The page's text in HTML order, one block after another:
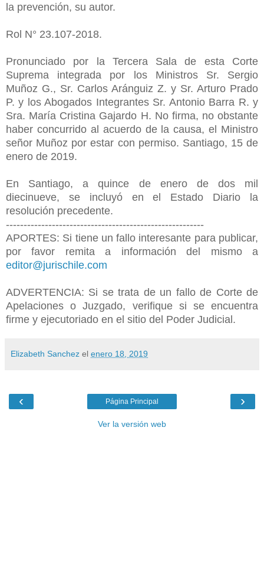
la prevención, su autor.
Rol N° 23.107-2018.
Pronunciado por la Tercera Sala de esta Corte
Suprema integrada por los Ministros Sr. Sergio
Muñoz G., Sr. Carlos Aránguiz Z. y Sr. Arturo Prado
P. y los Abogados Integrantes Sr. Antonio Barra R. y
Sra. María Cristina Gajardo H. No firma, no obstante
haber concurrido al acuerdo de la causa, el Ministro
señor Muñoz por estar con permiso. Santiago, 15 de
enero de 2019.
En Santiago, a quince de enero de dos mil
diecinueve, se incluyó en el Estado Diario la
resolución precedente.
--------------------------------------------------------
APORTES: Si tiene un fallo interesante para publicar,
por favor remita a información del mismo a
editor@jurischile.com
ADVERTENCIA: Si se trata de un fallo de Corte de
Apelaciones o Juzgado, verifique si se encuentra
firme y ejecutoriado en el sitio del Poder Judicial.
Elizabeth Sanchez el enero 18, 2019
‹ ›
Página Principal
Ver la versión web